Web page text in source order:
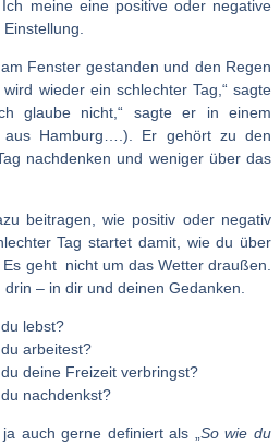
meine eine positive oder negative
Fenster gestanden und den Regen
wieder ein schlechter Tag,“ sagte
glaube nicht,“ sagte er in einem
aus Hamburg….). Er gehört zu den
nachdenken und weniger über das
beitragen, wie positiv oder negativ
Tag startet damit, wie du über
geht nicht um das Wetter draußen.
– in dir und deinen Gedanken.
lebst?
arbeitest?
deine Freizeit verbringst?
nachdenkst?
auch gerne definiert als „ So wie du